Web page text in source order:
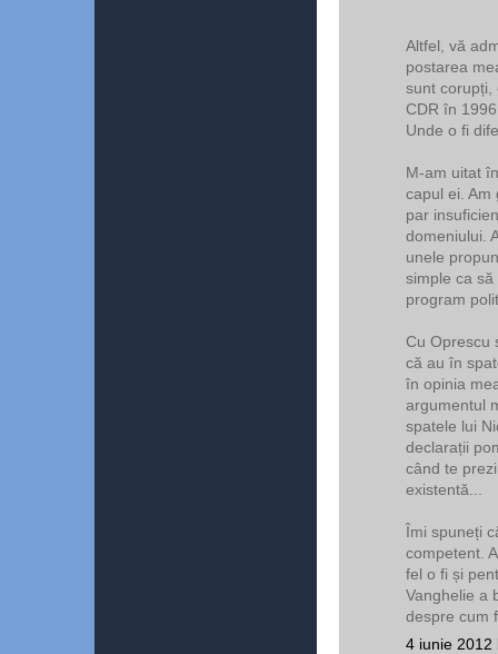
Altfel, vă
postarea
sunt corupți,
CDR în
Unde o fi
M-am uitat
capul ei. Am
par
domeniului.
unele
simple ca
program
Cu Oprescu
că au în
în opinia
argumentul
spatele lui
declarații
când te
existentă...
Îmi spuneți
competent.
fel o fi și
Vanghelie a
despre cum
4 iunie 2012